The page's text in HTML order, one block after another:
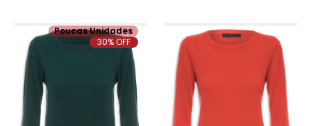
Poucas Unidades
30% OFF